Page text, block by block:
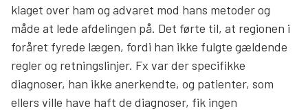
klaget over ham og advaret mod hans metoder og
måde at lede afdelingen på. Det førte til, at regionen i
foråret fyrede lægen, fordi han ikke fulgte gældende
regler og retningslinjer. Fx var der specifikke
diagnoser, han ikke anerkendte, og patienter, som
ellers ville have haft de diagnoser, fik ingen